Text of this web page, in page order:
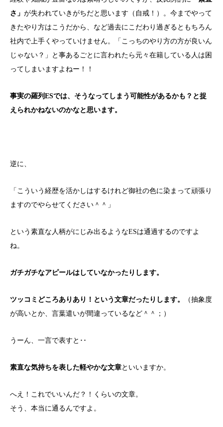
さ」 が失われていきがちだと思います（自戒！）。今までやって
きたやり方はこうだから、など過去にこだわり過ぎるともちろん
社内で上手くやっていけません。「こっちのやり方の方が良いん
じゃない？」と事あるごとに言われたら元々在籍している人は困
ってしまいますよねー！！
事実の羅列ESでは、そうなってしまう可能性があるかも？と捉
えられかねないのかなと思います。
逆に、
「こういう経歴を活かしはするけれど御社の色に染まって頑張り
ますのでやらせてください＾＾」
という素直な人柄がにじみ出るようなESは通過するのですよ
ね。
ガチガチなアピールはしていなかったりします。
ツッコミどころありあり！という文章だったりします。
（抽象度
が高いとか、言葉遣いが間違っているなど＾＾；）
うーん、一言で表すと･･
素直な気持ちを表した軽やかな文章といいますか。
へえ！これでいいんだ？！くらいの文章。
そう、本当に通るんですよ。